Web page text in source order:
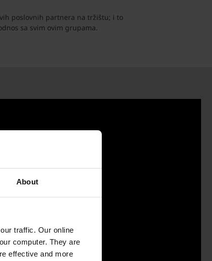
About
traffic. Our online
computer. They are
effective and more
poslovnih partnera na tržištu; i to
sa svim ovim grupama.